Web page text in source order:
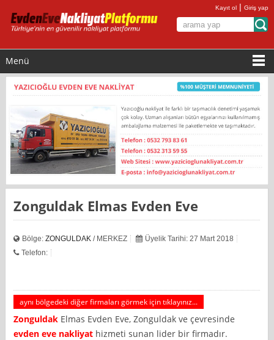
Kayıt ol |Giriş yap
Menü
Zonguldak Elmas Evden Eve
Bölge:ZONGULDAK / MERKEZ
Üyelik Tarihi: 27 Mart 2018
Telefon:
aynı bölgedeki diğer firmaları görmek için tıklayınız...
Zonguldak Elmas Evden Eve, Zonguldak ve çevresinde
evden eve nakliyat hizmeti sunan lider bir firmadır.